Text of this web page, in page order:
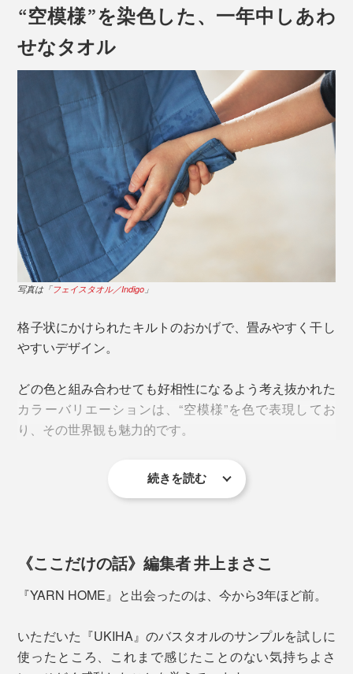
生地×ステッチの色が「濃淡」でデザインされているところにもキュンとします。
ひとつひとつの製造に、細部までこだわってつくられた
タオルなのです。
から、出産祝いや誕生日プレゼントにもぴったりです。
原綿から油分や不純物を取り除く「精練」という工程こ
そが、パシーマづくりの“カギ”。
通常のタオル綿では、この工程は1時間ほどですが、パ
シーマは精練から水洗いまでを1日かけて丁寧に、医療
用の純度にまで磨きあげているのです。
さらに染色にも1日かけ、たっぷりの水量で洗浄仕上げ
“空模様”を染色した、一年中しあわ
せなタオル
写真は「フェイスタオル／Indigo 」
格子状にかけられたキルトのおかげで、畳みやすく干し
やすいデザイン。
どの色と組み合わせても好相性になるよう考え抜かれた
カラーバリエーションは、“空模様”を色で表現してお
り、その世界観も魅力的です。
続きを読む
《ここだけの話》編集者 井上まさこ
『YARN HOME』と出会ったのは、今から3年ほど前。
いただいた『UKIHA』のバスタオルのサンプルを試しに
使ったところ、これまで感じたことのない気持ちよさ